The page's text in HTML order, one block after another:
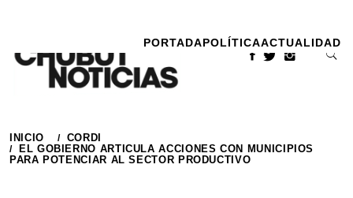
contenido
PORTADAPOLÍTICAACTUALIDAD
INICIO
CORDI
EL GOBIERNO ARTICULA ACCIONES CON MUNICIPIOS
PARA POTENCIAR AL SECTOR PRODUCTIVO